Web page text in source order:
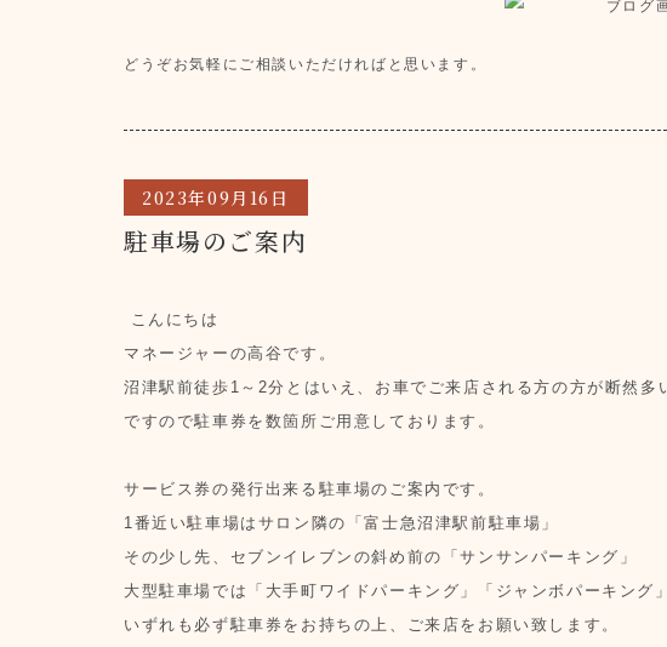
どう ぞお気軽にご相談いただければと思います。
2023年09月16日
駐車場のご案内
こんにちは
マネージャーの高谷です。
沼津駅前徒歩1～2分とはいえ、お車でご来店される方の方が断然多
ですので駐車券を数箇所ご用意しております。
サービス券の発行出来る駐車場のご案内です。
1番近い駐車場はサロン隣の「富士急沼津駅前駐車場」
その少し先、セブンイレブンの斜め前の「サンサンパーキング」
大型駐車場では「大手町ワイドパーキング」「ジャンボパーキング
いずれも必ず駐車券をお持ちの上、ご来店をお願い致します。